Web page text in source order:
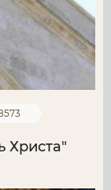
Христа"